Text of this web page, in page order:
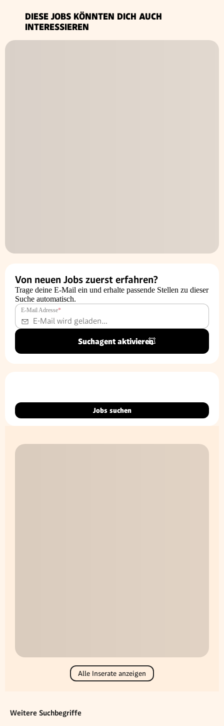
DIESE JOBS KÖNNTEN DICH AUCH
INTERESSIEREN
Von neuen Jobs zuerst erfahren?
Trage deine E-Mail ein und erhalte passende Stellen zu dieser
Suche automatisch.
E-Mail Adresse*
Suchagent aktivieren
Jobs suchen
Alle Inserate anzeigen
Weitere Suchbegriffe